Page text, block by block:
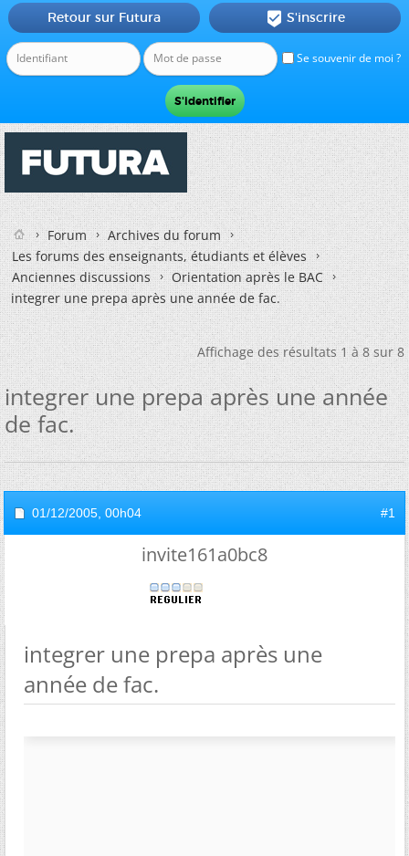
Se souvenir de moi ?
Retour sur Futura  S'inscrire
Forum
Archives du forum
Les forums des enseignants, étudiants et élèves
Anciennes discussions
Orientation après le BAC
integrer une prepa après une année de fac.
Affichage des résultats 1 à 8 sur 8
integrer une prepa après une année
de fac.
01/12/2005, 00h04 #1
invite161a0bc8
integrer une prepa après une
année de fac.